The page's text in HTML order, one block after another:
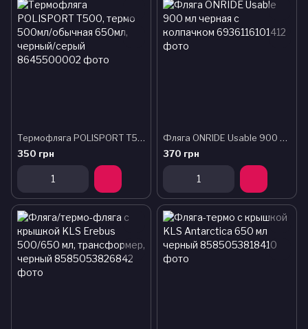
Термофляга POLISPORT T500, термо 500мл/обычная 650мл, черный/серый
350 грн
Фляга ONRIDE Usable 900 мл черная с колпачком
370 грн